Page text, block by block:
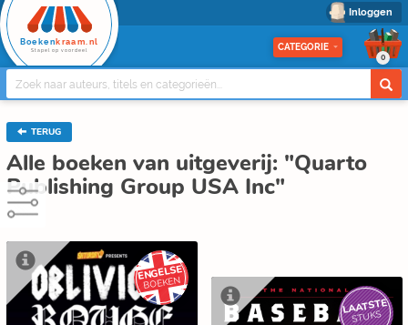
Inloggen
Boeken kraam.nl
Stapel op voordeel CATEGORIE
0
TERUG
Alle boeken van uitgeverij: "Quarto
Publishing Group USA Inc"
ENGELSE
BOEKEN
LAATSTE
STUKS